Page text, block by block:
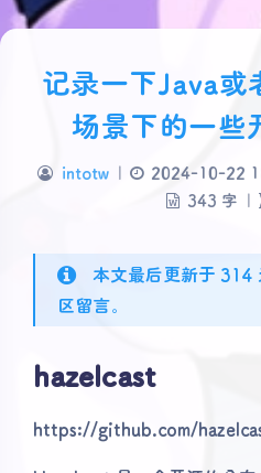
记录一下Java或
场景下的一些
intotw | 2024-10-22
343 字 |
本文最后更新于 314
区留言。
hazelcast
https://github.com/